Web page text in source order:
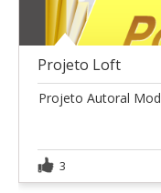
Projeto Loft
Projeto Autoral
3